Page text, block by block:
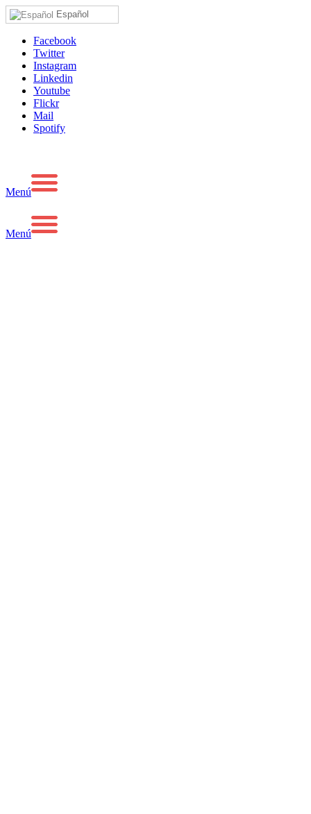
Español
Facebook
Twitter
Instagram
Linkedin
Youtube
Flickr
Mail
Spotify
Menú
Menú